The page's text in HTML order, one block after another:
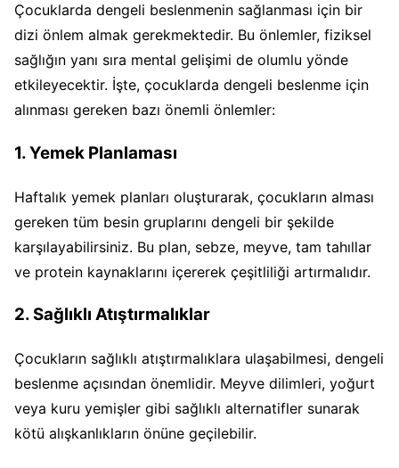
Çocuklarda dengeli beslenmenin sağlanması için bir
dizi önlem almak gerekmektedir. Bu önlemler, fiziksel
sağlığın yanı sıra mental gelişimi de olumlu yönde
etkileyecektir. İşte, çocuklarda dengeli beslenme için
alınması gereken bazı önemli önlemler:
1. Yemek Planlaması
Haftalık yemek planları oluşturarak, çocukların alması
gereken tüm besin gruplarını dengeli bir şekilde
karşılayabilirsiniz. Bu plan, sebze, meyve, tam tahıllar
ve protein kaynaklarını içererek çeşitliliği artırmalıdır.
2. Sağlıklı Atıştırmalıklar
Çocukların sağlıklı atıştırmalıklara ulaşabilmesi, dengeli
beslenme açısından önemlidir. Meyve dilimleri, yoğurt
veya kuru yemişler gibi sağlıklı alternatifler sunarak
kötü alışkanlıkların önüne geçilebilir.